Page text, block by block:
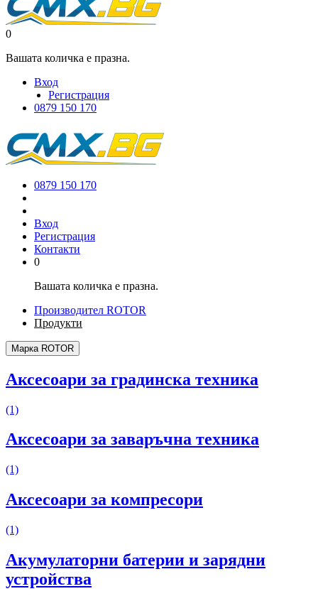
0
Вашата количка е празна.
Вход
Регистрация
0879 150 170
0879 150 170
Вход
Регистрация
Контакти
0
Вашата количка е празна.
Производител ROTOR
Продукти
Марка ROTOR
Аксесоари за градинска техника
(1)
Аксесоари за заваръчна техника
(1)
Аксесоари за компресори
(1)
Акумулаторни батерии и зарядни
устройства